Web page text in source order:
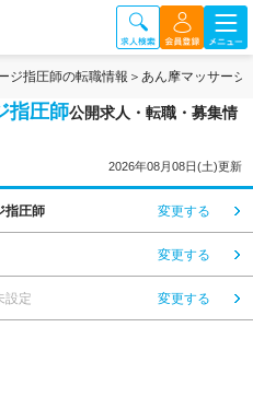
ジ指圧師の転職情報 あん摩マッサージ
指圧師公開求人・転職・募集情
2026年08月08日(土)更新
指圧師 変更する
変更する
設定 変更する